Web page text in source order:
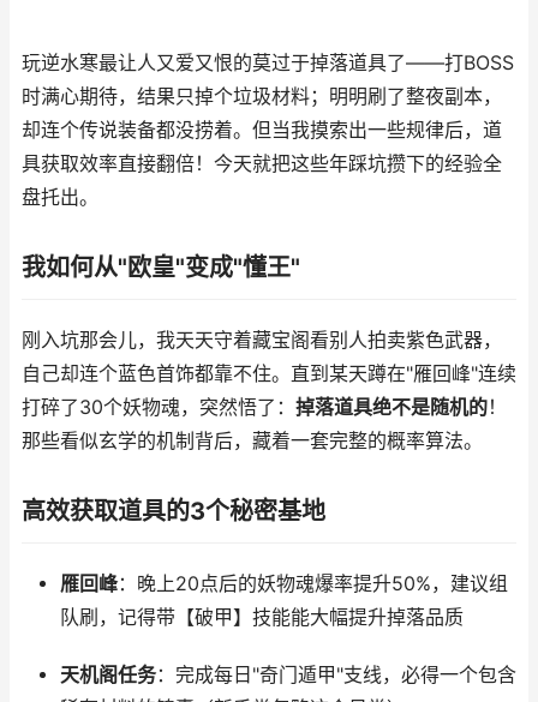
玩逆水寒最让人又爱又恨的莫过于掉落道具了——打BOSS
时满心期待，结果只掉个垃圾材料；明明刷了整夜副本，
却连个传说装备都没捞着。但当我摸索出一些规律后，道
具获取效率直接翻倍！今天就把这些年踩坑攒下的经验全
盘托出。
我如何从"欧皇"变成"懂王"
刚入坑那会儿，我天天守着藏宝阁看别人拍卖紫色武器，
自己却连个蓝色首饰都靠不住。直到某天蹲在"雁回峰"连续
打碎了30个妖物魂，突然悟了： 掉落道具绝不是随机的！
那些看似玄学的机制背后，藏着一套完整的概率算法。
高效获取道具的3个秘密基地
雁回峰：晚上20点后的妖物魂爆率提升50%，建议组
队刷，记得带【破甲】技能能大幅提升掉落品质
天机阁任务：完成每日"奇门遁甲"支线，必得一个包含